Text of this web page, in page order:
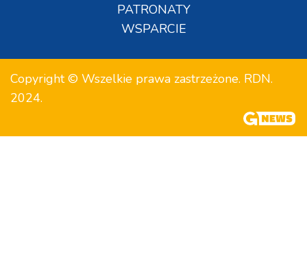
PATRONATY
WSPARCIE
Copyright © Wszelkie prawa zastrzeżone. RDN.
2024.